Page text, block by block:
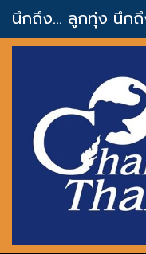
นึกถึง... ลูกทุ่ง นึกถึ